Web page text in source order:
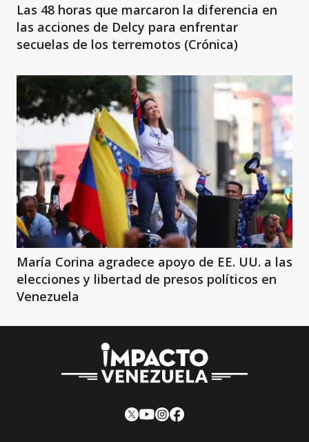
Las 48 horas que marcaron la diferencia en
las acciones de Delcy para enfrentar
secuelas de los terremotos (Crónica)
María Corina agradece apoyo de EE. UU. a las
elecciones y libertad de presos políticos en
Venezuela